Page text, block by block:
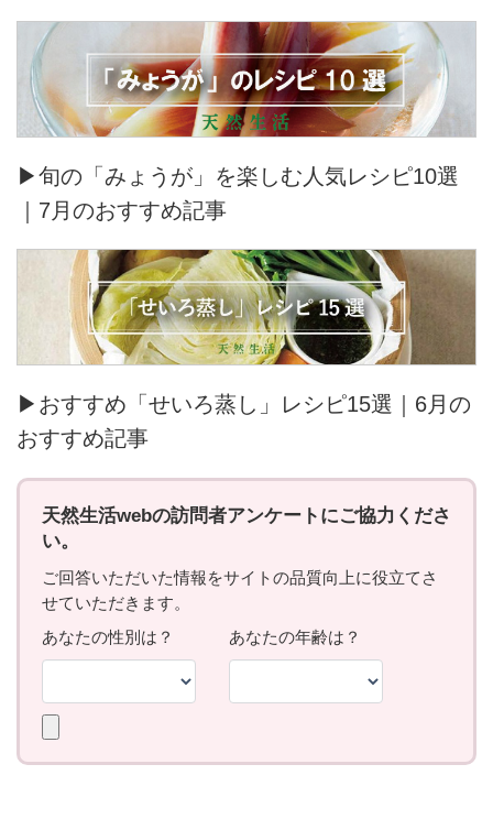
▶旬の「みょうが」を楽しむ人気レシピ10選
｜7月のおすすめ記事
▶おすすめ「せいろ蒸し」レシピ15選｜6月の
おすすめ記事